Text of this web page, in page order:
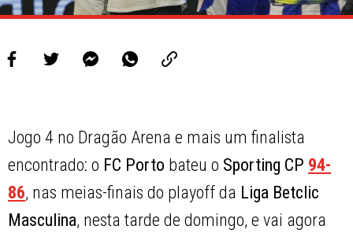
Jogo 4 no Dragão Arena e mais um finalista
encontrado: o FC Porto bateu o Sporting CP 94-
86, nas meias-finais do playoff da Liga Betclic
Masculina, nesta tarde de domingo, e vai agora